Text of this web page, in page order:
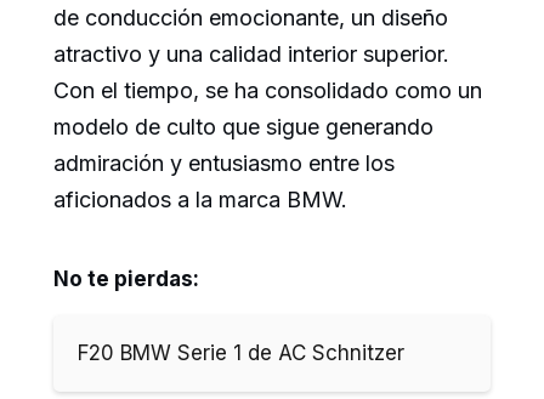
de conducción emocionante, un diseño
atractivo y una calidad interior superior.
Con el tiempo, se ha consolidado como un
modelo de culto que sigue generando
admiración y entusiasmo entre los
aficionados a la marca BMW.
No te pierdas:
F20 BMW Serie 1 de AC Schnitzer